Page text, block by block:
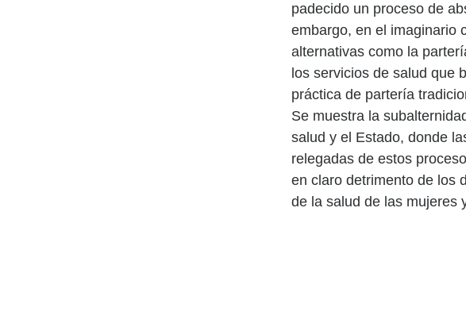
padecido un proceso de
embargo, en el imaginario
alternativas como la
los servicios de salud que
práctica de partería
Se muestra la
salud y el Estado, donde
relegadas de estos
en claro detrimento de los
de la salud de las mujeres